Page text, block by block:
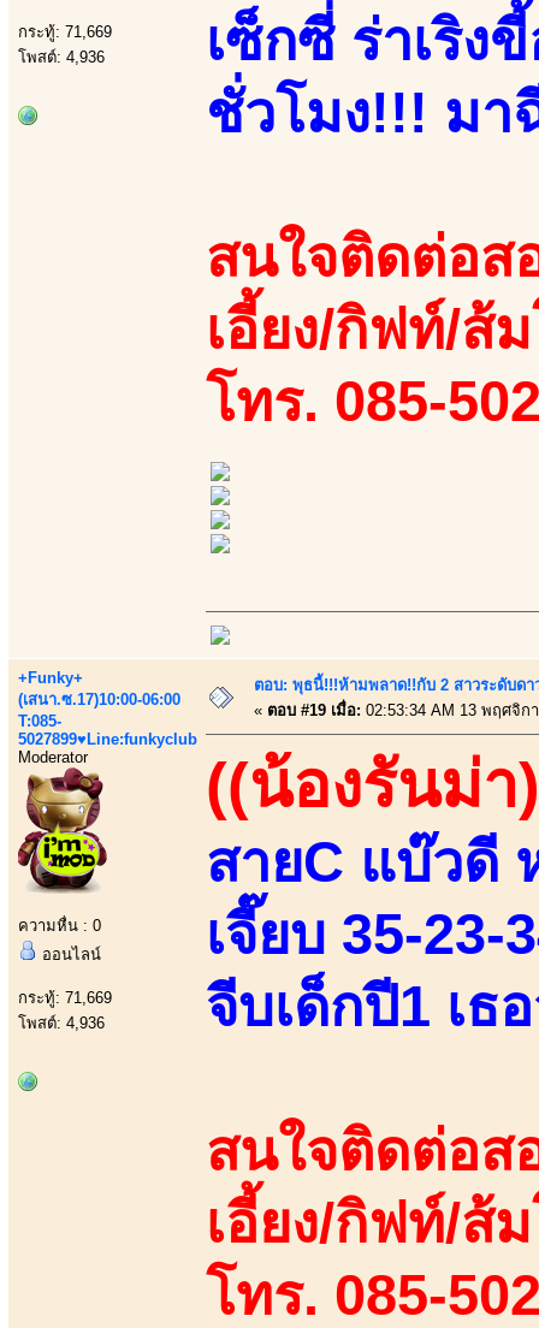
กระทู้: 71,669
โพสต์: 4,936
เซ็กซี่ ร่าเริ
ชั่วโมง!!! มา
สนใจติดต่อส
เอี้ยง/กิฟท์/ส้
โทร. 085-
+Funky+
(เสนา.ซ.17)10:00-06:00
T:085-
5027899♥Line:funkyclub
Moderator
ความหื่น : 0
ออนไลน์
กระทู้: 71,669
โพสต์: 4,936
ตอบ: พุธนี้!!!ห้ามพลาด!!กับ 2 สาวระดับดา
« ตอบ #19 เมื่อ: 02:53:34 AM 13 พฤศจิก
((น้องรันม่า
สายC แบ๊วดี
เจี๊ยบ 35-
จีบเด็กปี1 เธ
สนใจติดต่อส
เอี้ยง/กิฟท์/ส้
โทร. 085-